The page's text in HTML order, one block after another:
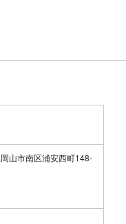
山市南区浦安西町148-